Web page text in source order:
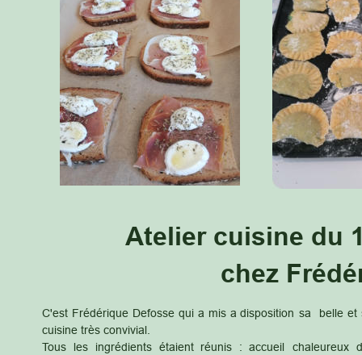
C'est Frédérique Defosse qui a mis a disposition sa belle et
cuisine très convivial.
Tous
les ingrédients étaient réunis : accueil chaleureux
Atelier cuisine
chez